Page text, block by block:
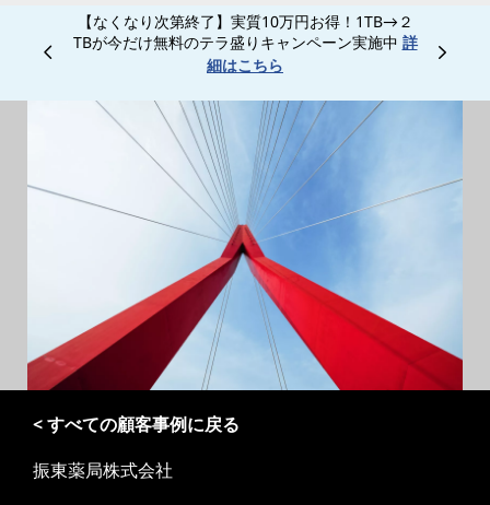
ッ
【なくなり次第終了】実質10万円お得！1TB→２
TBが今だけ無料のテラ盛りキャンペーン実施中 詳
細はこちらCurrently displaying item 3 of
< すべての顧客事例に戻る
振東薬局株式会社